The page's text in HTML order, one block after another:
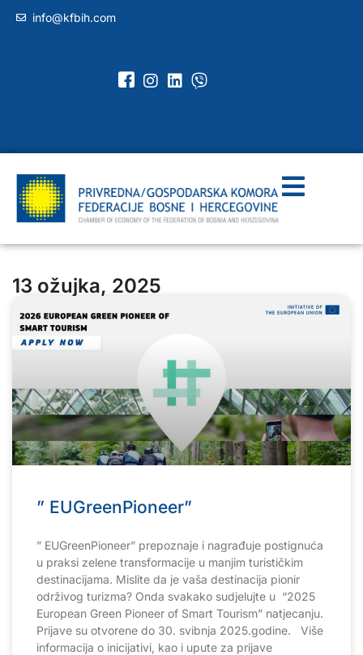
info@kfbih.com
13 ožujka, 2025
” EUGreenPioneer”
” EUGreenPioneer” prepoznaje i nagrađuje postignuća
u praksi zelene transformacije u manjim turističkim
destinacijama. Mislite da je vaša destinacija pionir
održivog turizma? Onda svakako sudjelujte u “2025
European Green Pioneer of Smart Tourism” natjecanju.
Prijave su otvorene do 30. svibnja 2025.godine. Više
informacija o inicijativi, kao i upute za prijave